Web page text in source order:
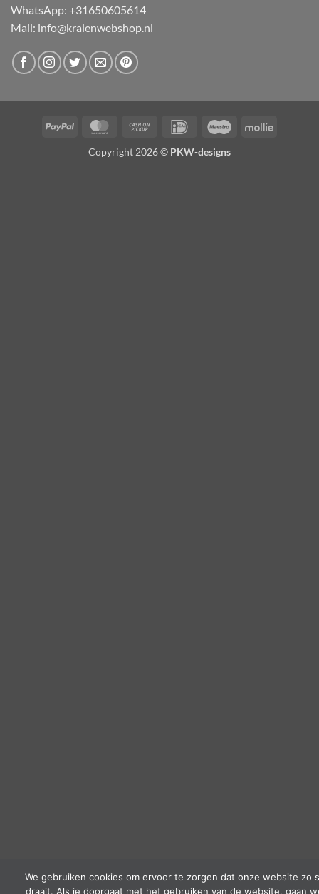
WhatsApp: +31650605614
Mail: info@kralenwebshop.nl
PayPal MasterCardCash
Pickup
IDeal Maestro Mollie
Copyright 2026 © PKW-designs
We gebruiken cookies om ervoor te zorgen dat onze website zo
draait. Als je doorgaat met het gebruiken van de website, gaan